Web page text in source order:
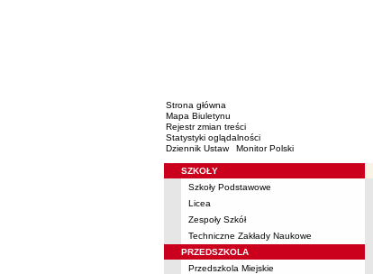
Strona główna
Mapa Biuletynu
Rejestr zmian treści
Statystyki oglądalności
Dziennik Ustaw
Monitor Polski
Menu
SZKOŁY
Szkoły Podstawowe
Licea
Zespoły Szkół
Techniczne Zakłady Naukowe
PRZEDSZKOLA
Przedszkola Miejskie